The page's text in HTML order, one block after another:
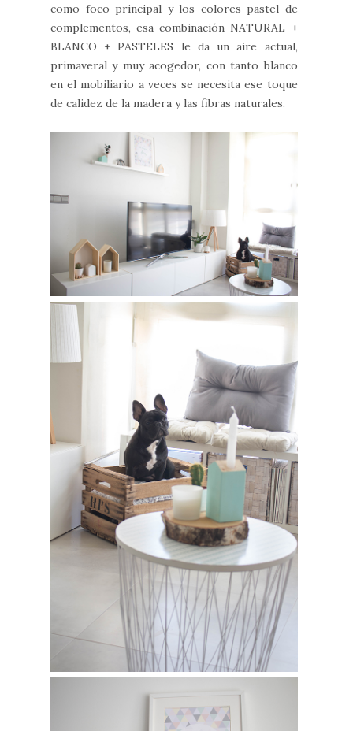
como foco principal y los colores pastel de
complementos, esa combinación NATURAL +
BLANCO + PASTELES le da un aire actual,
primaveral y muy acogedor, con tanto blanco
en el mobiliario a veces se necesita ese toque
de calidez de la madera y las fibras naturales.